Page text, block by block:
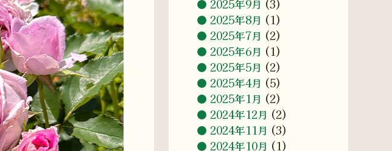
2025年9月 (3)
2025年8月 (1)
2025年7月 (2)
2025年6月 (1)
2025年5月 (2)
2025年4月 (5)
2025年1月 (2)
2024年12月 (2)
2024年11月 (3)
2024年10月 (1)